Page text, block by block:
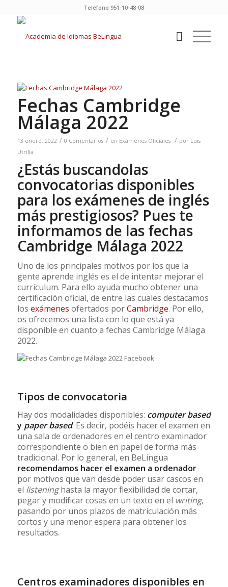
Teléfono 951-10-48-08
Fechas Cambridge
Málaga 2022
13 enero, 2022 / 0 Comentarios / en Exámenes Oficiales / por Luis
Utrilla
¿Estás buscandolas
convocatorias disponibles
para los exámenes de inglés
más prestigiosos? Pues te
informamos de las fechas
Cambridge Málaga 2022
Uno de los principales motivos por los que la
gente aprende inglés es el de intentar mejorar el
currículum. Para ello ayuda mucho obtener una
certificación oficial, de entre las cuales destacamos
los exámenes ofertados porCambridge. Por ello,
os ofrecemos una lista con lo que está ya
disponible en cuanto a fechas Cambridge Málaga
2022.
Tipos de convocatoria
Hay dos modalidades disponibles: computer based
y paper based. Es decir, podéis hacer el examen en
una sala de ordenadores en el centro examinador
correspondiente o bien en papel de forma más
tradicional. Por lo general, en BeLingua
recomendamos hacer el examen a ordenador
por motivos que van desde poder usar cascos en
el listeninghasta la mayor flexibilidad de cortar,
pegar y modificar cosas en un texto en el writing,
pasando por unos plazos de matriculación más
cortos y una menor espera para obtener los
resultados.
Centros examinadores disponibles en